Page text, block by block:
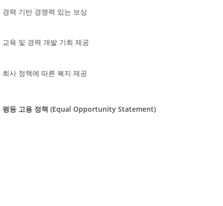
경력 기반 경쟁력 있는 보상
교육 및 경력 개발 기회 제공
회사 정책에 따른 복지 제공
평등 고용 정책 (Equal Opportunity Statement)